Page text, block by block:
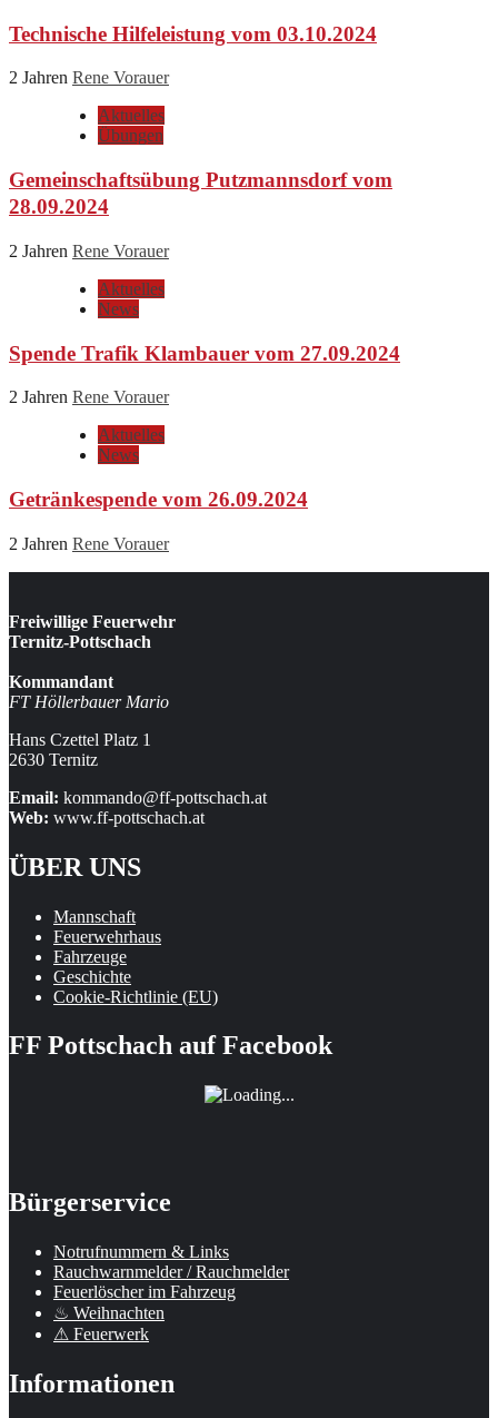
Technische Hilfeleistung vom 03.10.2024
2 Jahren Rene Vorauer
Aktuelles
Übungen
Gemeinschaftsübung Putzmannsdorf vom
28.09.2024
2 Jahren Rene Vorauer
Aktuelles
News
Spende Trafik Klambauer vom 27.09.2024
2 Jahren Rene Vorauer
Aktuelles
News
Getränkespende vom 26.09.2024
2 Jahren Rene Vorauer
Freiwillige Feuerwehr
Ternitz-Pottschach
Kommandant
FT Höllerbauer Mario
Hans Czettel Platz 1
2630 Ternitz
Email: kommando@ff-pottschach.at
Web: www.ff-pottschach.at
ÜBER UNS
Mannschaft
Feuerwehrhaus
Fahrzeuge
Geschichte
Cookie-Richtlinie (EU)
FF Pottschach auf Facebook
Bürgerservice
Notrufnummern & Links
Rauchwarnmelder / Rauchmelder
Feuerlöscher im Fahrzeug
♨ Weihnachten
⚠ Feuerwerk
Informationen